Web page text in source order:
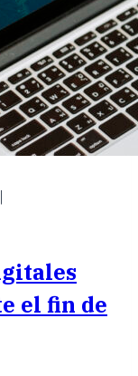
|
el fin de